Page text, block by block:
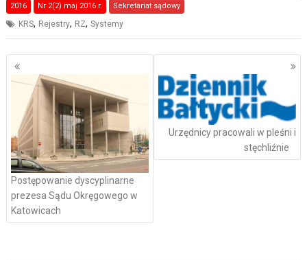
2016 Nr 2(2) maj 2016 r. Sekretariat sądowy
KRS, Rejestry, RZ,Systemy
Nawigacja
po
wpisach
Postępowanie dyscyplinarne
prezesa Sądu Okręgowego w
Katowicach
Urzędnicy pracowali w pleśni i
stęchliźnie